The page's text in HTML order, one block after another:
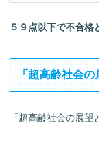
５９点以下で不合格
「超高齢社会の
「超高齢社会の展